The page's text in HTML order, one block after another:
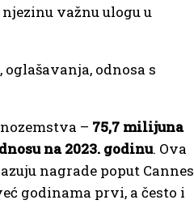
važnu ulogu u
odnosa s
– 75,7 milijuna
na 2023. godinu. Ova
nagrade poput Cannes
godinama prvi, a često i